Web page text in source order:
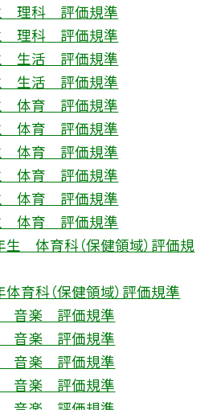
理科 評価規準
理科 評価規準
生活 評価規準
生活 評価規準
体育 評価規準
体育 評価規準
体育 評価規準
体育 評価規準
体育 評価規準
体育 評価規準
生 体育科（保健領域）評価規
育科（保健領域）評価規準
音楽 評価規準
音楽 評価規準
音楽 評価規準
音楽 評価規準